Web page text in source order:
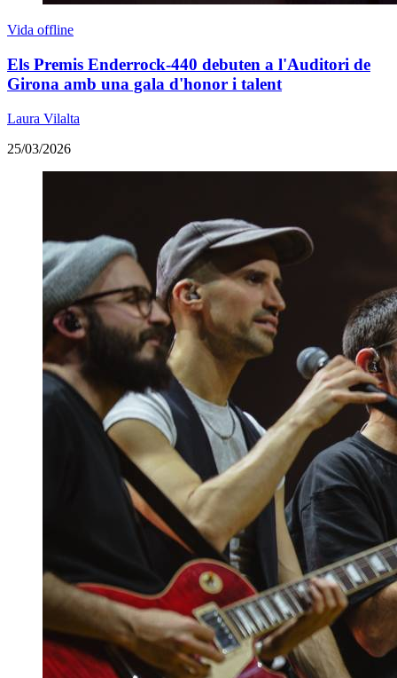
Vida offline
Els Premis Enderrock-440 debuten a l'Auditori de
Girona amb una gala d'honor i talent
Laura Vilalta
25/03/2026